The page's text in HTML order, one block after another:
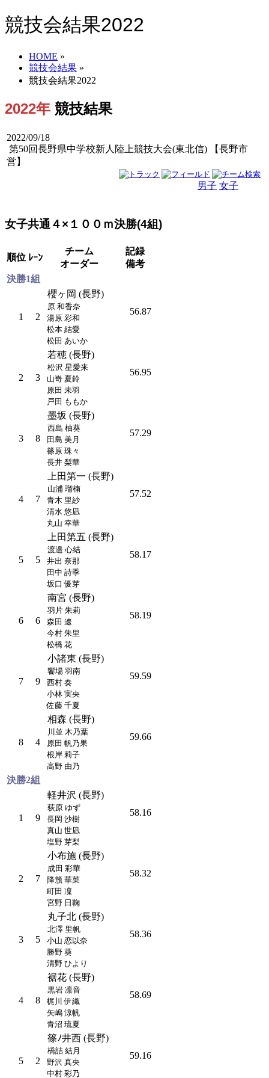
競技会結果2022
HOME »
競技会結果 »
競技会結果2022
2022年 競技結果
2022/09/18
第50回長野県中学校新人陸上競技大会(東北信) 【長野市
営】
男子 女子
女子共通４×１００ｍ決勝(4組)
順位 ﾚｰﾝ
チーム
オーダー
記録
備考
決勝1組
1 2
櫻ヶ岡 (長野)
原 和香奈
湯原 彩和
松本 結愛
松田 あいか
56.87
2 3
若穂 (長野)
松沢 星愛来
山嵜 夏鈴
原田 未羽
戸田 ももか
56.95
3 8
墨坂 (長野)
西島 柚葵
田島 美月
篠原 珠々
長井 梨華
57.29
4 7
上田第一 (長野)
山浦 瑠楠
青木 里紗
清水 悠凪
丸山 幸華
57.52
5 5
上田第五 (長野)
渡邉 心結
井出 奈那
田中 詩季
坂口 優芽
58.17
6 6
南宮 (長野)
羽片 朱莉
森田 遼
今村 朱里
松橋 花
58.19
7 9
小諸東 (長野)
饗場 羽南
西村 奏
小林 実央
佐藤 千夏
59.59
8 4
相森 (長野)
川並 木乃葉
原田 帆乃果
根岸 莉子
高野 由乃
59.66
決勝2組
1 9
軽井沢 (長野)
荻原 ゆず
長岡 沙樹
真山 世凪
塩野 芽梨
58.16
2 7
小布施 (長野)
成田 彩華
降籏 華菜
町田 凜
宮野 日鞠
58.32
3 5
丸子北 (長野)
北澤 里帆
小山 恋以奈
勝野 葵
清野 ひより
58.36
4 8
裾花 (長野)
黒岩 凛音
梶川 伊織
矢嶋 涼帆
青沼 琉夏
58.69
5 2
篠ﾉ井西 (長野)
橋詰 結月
野沢 真央
中村 彩乃
59.16